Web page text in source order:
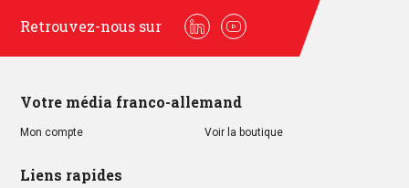
Retrouvez-nous sur
LinkedinYoutube
Votre média franco-allemand
Mon compte Voir la boutique
Liens rapides